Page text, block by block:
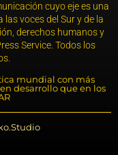
cuyo eje es una
voces del Sur y de la
derechos humanos y
Service. Todos los
mundial con más
desarrollo que en los